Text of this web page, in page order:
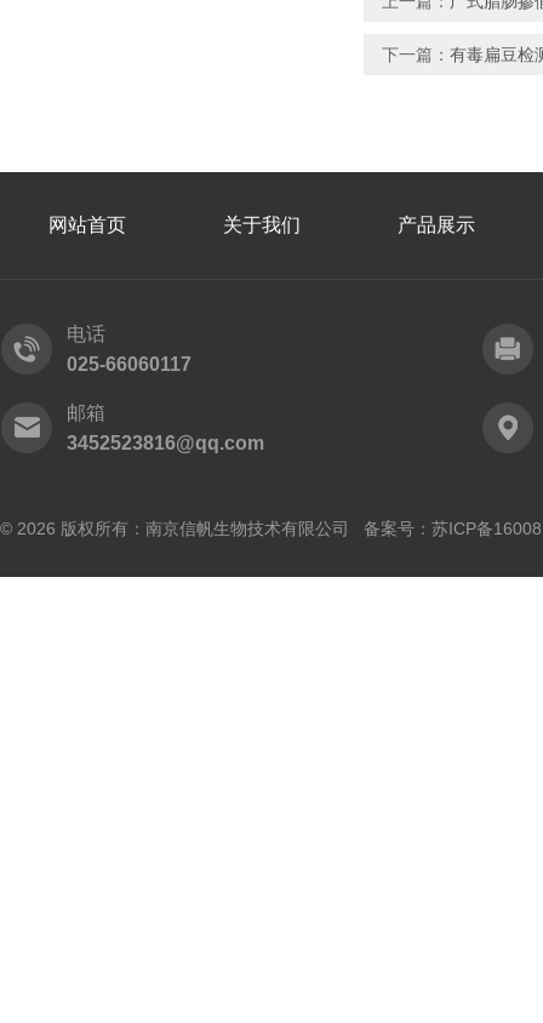
下一篇： 有毒扁豆检
网站首页 关于我们 产品展示
电话
025-66060117
邮箱
3452523816@qq.com
© 2026 版权所有：南京信帆生物技术有限公司 备案号： 苏ICP备